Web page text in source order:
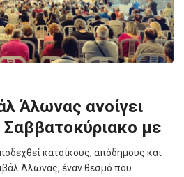
Άλωνας ανοίγει
Σαββατοκύριακο με
κατοίκους, απόδημους και
Άλωνας, έναν θεσμό που